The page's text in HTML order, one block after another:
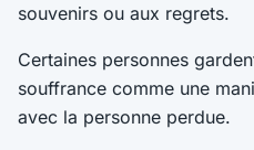
souvenirs ou aux regrets.
Certaines personnes
souffrance comme une
avec la personne perdue.